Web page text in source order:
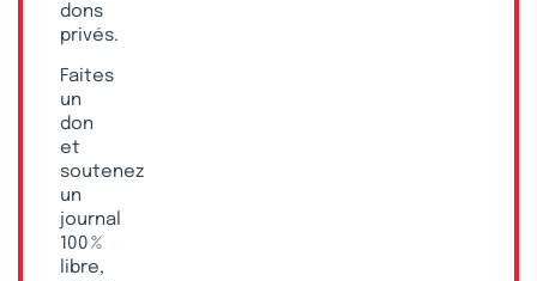
dons
privés.
Faites
un
don
et
soutenez
un
journal
100 %
libre,